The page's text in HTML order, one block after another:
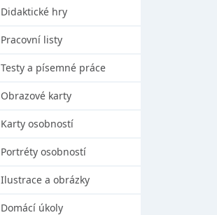
Didaktické hry
Pracovní listy
Testy a písemné práce
Obrazové karty
Karty osobností
Portréty osobností
Ilustrace a obrázky
Domácí úkoly